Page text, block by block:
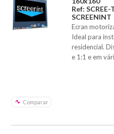
Ref:
SCREENINT
Ecran
Ideal para
residencial.
e 1:1 e em
Comparar